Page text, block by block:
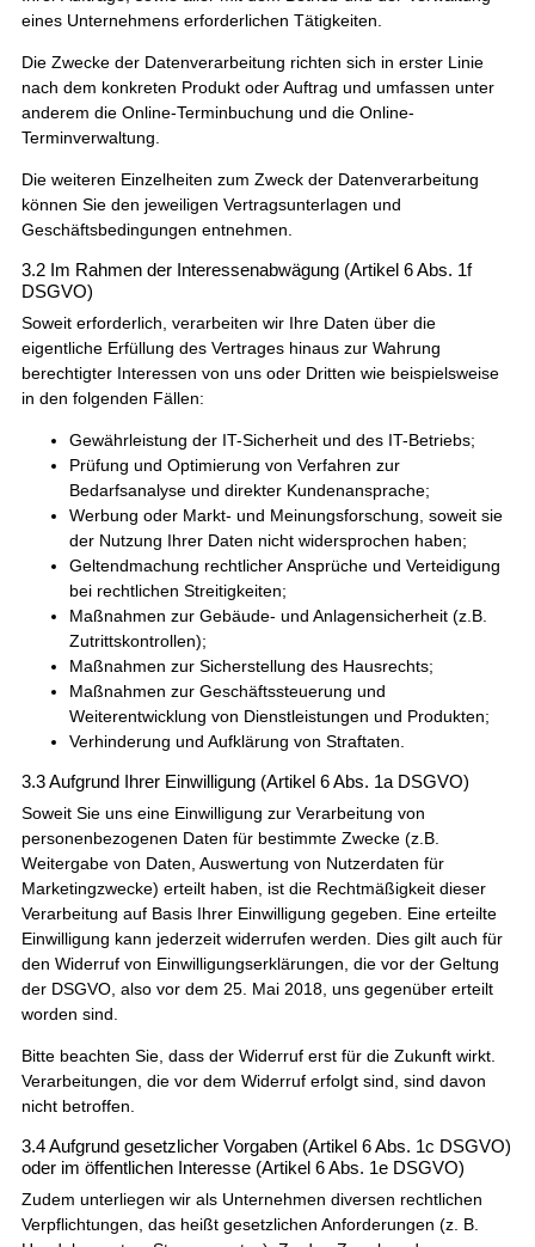
eines Unternehmens erforderlichen Tätigkeiten.
Die Zwecke der Datenverarbeitung richten sich in erster Linie
nach dem konkreten Produkt oder Auftrag und umfassen unter
anderem die Online-Terminbuchung und die Online-
Terminverwaltung.
Die weiteren Einzelheiten zum Zweck der Datenverarbeitung
können Sie den jeweiligen Vertragsunterlagen und
Geschäftsbedingungen entnehmen.
3.2 Im Rahmen der Interessenabwägung (Artikel 6 Abs. 1f
DSGVO)
Soweit erforderlich, verarbeiten wir Ihre Daten über die
eigentliche Erfüllung des Vertrages hinaus zur Wahrung
berechtigter Interessen von uns oder Dritten wie beispielsweise
in den folgenden Fällen:
Gewährleistung der IT-Sicherheit und des IT-Betriebs;
Prüfung und Optimierung von Verfahren zur
Bedarfsanalyse und direkter Kundenansprache;
Werbung oder Markt- und Meinungsforschung, soweit sie
der Nutzung Ihrer Daten nicht widersprochen haben;
Geltendmachung rechtlicher Ansprüche und Verteidigung
bei rechtlichen Streitigkeiten;
Maßnahmen zur Gebäude- und Anlagensicherheit (z.B.
Zutrittskontrollen);
Maßnahmen zur Sicherstellung des Hausrechts;
Maßnahmen zur Geschäftssteuerung und
Weiterentwicklung von Dienstleistungen und Produkten;
Verhinderung und Aufklärung von Straftaten.
3.3 Aufgrund Ihrer Einwilligung (Artikel 6 Abs. 1a DSGVO)
Soweit Sie uns eine Einwilligung zur Verarbeitung von
personenbezogenen Daten für bestimmte Zwecke (z.B.
Weitergabe von Daten, Auswertung von Nutzerdaten für
Marketingzwecke) erteilt haben, ist die Rechtmäßigkeit dieser
Verarbeitung auf Basis Ihrer Einwilligung gegeben. Eine erteilte
Einwilligung kann jederzeit widerrufen werden. Dies gilt auch für
den Widerruf von Einwilligungserklärungen, die vor der Geltung
der DSGVO, also vor dem 25. Mai 2018, uns gegenüber erteilt
worden sind.
Bitte beachten Sie, dass der Widerruf erst für die Zukunft wirkt.
Verarbeitungen, die vor dem Widerruf erfolgt sind, sind davon
nicht betroffen.
3.4 Aufgrund gesetzlicher Vorgaben (Artikel 6 Abs. 1c DSGVO)
oder im öffentlichen Interesse (Artikel 6 Abs. 1e DSGVO)
Zudem unterliegen wir als Unternehmen diversen rechtlichen
Verpflichtungen, das heißt gesetzlichen Anforderungen (z. B.